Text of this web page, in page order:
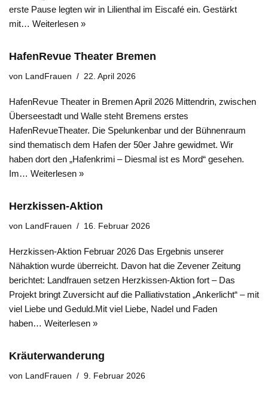
erste Pause legten wir in Lilienthal im Eiscafé ein. Gestärkt
mit… Weiterlesen »
HafenRevue Theater Bremen
von LandFrauen 22. April 2026
HafenRevue Theater in Bremen April 2026 Mittendrin, zwischen
Überseestadt und Walle steht Bremens erstes
HafenRevueTheater. Die Spelunkenbar und der Bühnenraum
sind thematisch dem Hafen der 50er Jahre gewidmet. Wir
haben dort den „Hafenkrimi – Diesmal ist es Mord“ gesehen.
Im… Weiterlesen »
Herzkissen-Aktion
von LandFrauen 16. Februar 2026
Herzkissen-Aktion Februar 2026 Das Ergebnis unserer
Nähaktion wurde überreicht. Davon hat die Zevener Zeitung
berichtet: Landfrauen setzen Herzkissen-Aktion fort – Das
Projekt bringt Zuversicht auf die Palliativstation „Ankerlicht“ – mit
viel Liebe und Geduld.Mit viel Liebe, Nadel und Faden
haben… Weiterlesen »
Kräuterwanderung
von LandFrauen 9. Februar 2026